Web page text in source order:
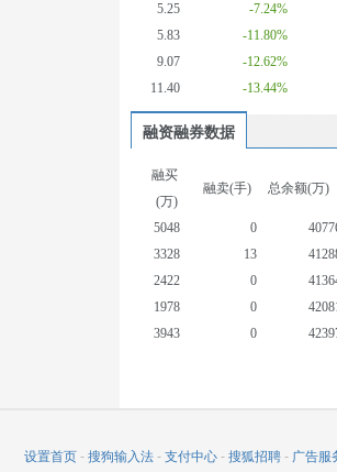
5.25
-7.24%
5.83
-11.80%
9.07
-12.62%
11.40
-13.44%
融资融券数据
融买
(万)
融卖(手) 总余额(万)
5048 0
3328
13
2422
0
1978
0
3943
0
900
1
1420
73
设置首页 - 搜狗输入法 - 支付中心 - 搜狐招聘 - 广告服